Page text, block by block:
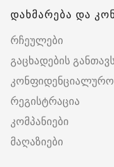
დახმარება და
რჩეულები
გაცხადების
რეგისტრაცია
კომპანიები
მაღაზიები